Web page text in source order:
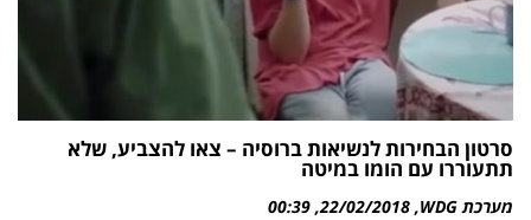
סרטון הבחירות לנשיאות ברוסיה – צאו להצביע, שלא
תתעוררו עם הומו במיטה
מערכת WDG 22/02/2018
00:39